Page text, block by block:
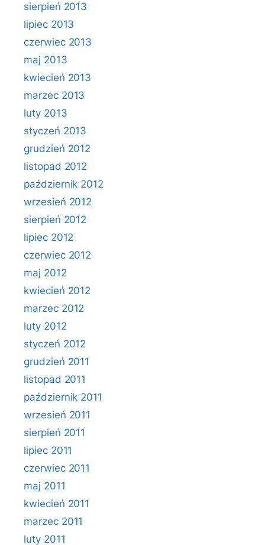
sierpień 2013
lipiec 2013
czerwiec 2013
maj 2013
kwiecień 2013
marzec 2013
luty 2013
styczeń 2013
grudzień 2012
listopad 2012
październik 2012
wrzesień 2012
sierpień 2012
lipiec 2012
czerwiec 2012
maj 2012
kwiecień 2012
marzec 2012
luty 2012
styczeń 2012
grudzień 2011
listopad 2011
październik 2011
wrzesień 2011
sierpień 2011
lipiec 2011
czerwiec 2011
maj 2011
kwiecień 2011
marzec 2011
luty 2011